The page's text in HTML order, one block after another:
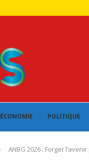
ÉCONOMIE POLITIQUE
ANBG 2026 : Forger